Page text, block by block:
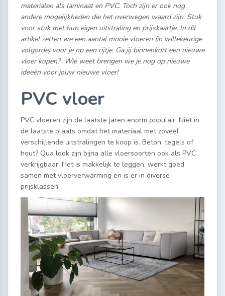
materialen als laminaat en PVC. Toch zijn er ook nog
andere mogelijkheden die het overwegen waard zijn. Stuk
voor stuk met hun eigen uitstraling en prijskaartje. In dit
artikel zetten we een aantal mooie vloeren (in willekeurige
volgorde) voor je op een rijtje. Ga jij binnenkort een nieuwe
vloer kopen? Wie weet brengen we je nog op nieuwe
ideeën voor jouw nieuwe vloer!
PVC vloer
PVC vloeren zijn de laatste jaren enorm populair. Niet in
de laatste plaats omdat het materiaal met zoveel
verschillende uitstralingen te koop is. Beton, tegels of
hout? Qua look zijn bijna alle vloersoorten ook als PVC
verkrijgbaar. Het is makkelijk te leggen, werkt goed
samen met vloerverwarming en is er in diverse
prijsklassen.